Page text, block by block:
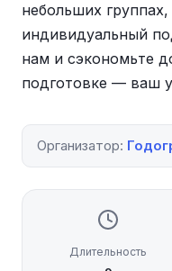
небольших группах,
индивидуальный
нам и сэкономьте
подготовке — ваш
Организатор:
Длительность